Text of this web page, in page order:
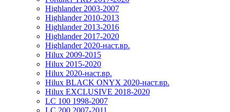
Highlander 2003-2007
Highlander 2010-2013
Highlander 2013-2016
Highlander 2017-2020
Highlander 2020-наст.вр.
Hilux 2009-2015
Hilux 2015-2020
Hilux 2020-наст.вр.
Hilux BLACK ONYX 2020-наст.вр.
Hilux EXCLUSIVE 2018-2020
LC 100 1998-2007
LC 200 2007-2011